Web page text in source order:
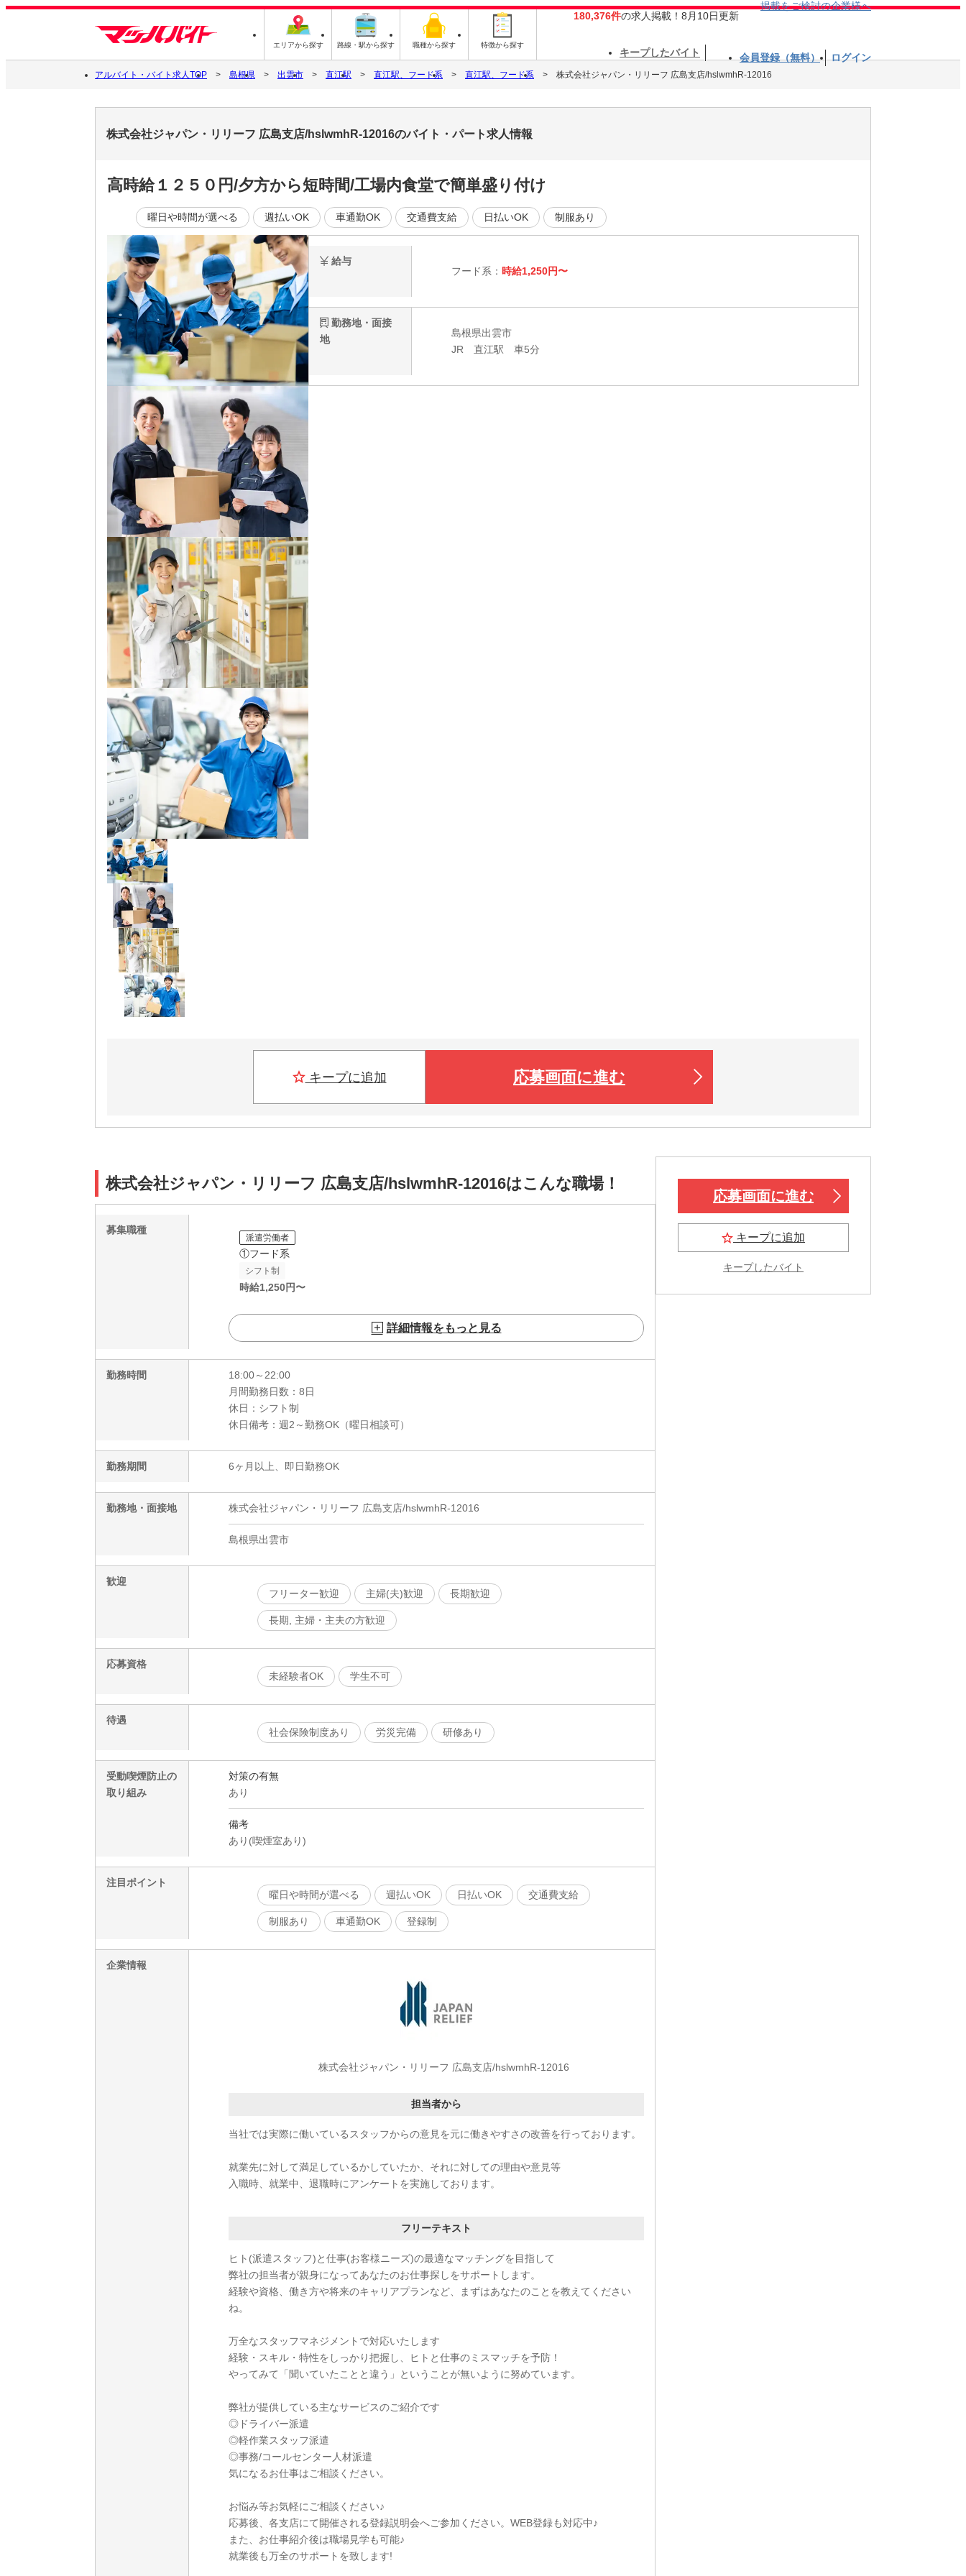
エリアから探す 路線・駅から探す 職種から探す 特徴から探す
180,376件の求人掲載！8月10日更新
掲載をご検討の企業様へ
キープしたバイト 会員登録（無料） ログイン
アルバイト・バイト求人TOP 島根県 出雲市 直江駅 直江駅、フード系 直江駅、フード系 株式会社ジャパン・リリーフ 広島支店/hslwmhR-12016
株式会社ジャパン・リリーフ 広島支店/hslwmhR-12016のバイト・パート求人情報
高時給１２５０円/夕方から短時間/工場内食堂で簡単盛り付け
曜日や時間が選べる 週払いOK 車通勤OK 交通費支給 日払いOK 制服あり
給与
フード系： 時給1,250円〜
勤務地・面接
地
島根県出雲市
JR 直江駅 車5分
キープに追加 応募画面に進む
株式会社ジャパン・リリーフ 広島支店/hslwmhR-12016はこんな職場！
募集職種
派遣労働者
①フード系
シフト制
時給1,250円〜
詳細情報をもっと見る
勤務時間
18:00～22:00
月間勤務日数：8日
休日：シフト制
休日備考：週2～勤務OK（曜日相談可）
勤務期間 6ヶ月以上、即日勤務OK
勤務地・面接地 株式会社ジャパン・リリーフ 広島支店/hslwmhR-12016
島根県出雲市
歓迎
フリーター歓迎
主婦(夫)歓迎 長期歓迎
長期, 主婦・主夫の方歓迎
応募資格
未経験者OK
学生不可
待遇
社会保険制度あり
労災完備 研修あり
受動喫煙防止の
取り組み
対策の有無
あり
備考
あり(喫煙室あり)
注目ポイント
曜日や時間が選べる
週払いOK 日払いOK 交通費支給
制服あり 車通勤OK 登録制
企業情報
株式会社ジャパン・リリーフ 広島支店/hslwmhR-12016
担当者から
当社では実際に働いているスタッフからの意見を元に働きやすさの改善を行っております。
就業先に対して満足しているかしていたか、それに対しての理由や意見等
入職時、就業中、退職時にアンケートを実施しております。
フリーテキスト
ヒト(派遣スタッフ)と仕事(お客様ニーズ)の最適なマッチングを目指して
弊社の担当者が親身になってあなたのお仕事探しをサポートします。
経験や資格、働き方や将来のキャリアプランなど、まずはあなたのことを教えてください
ね。
万全なスタッフマネジメントで対応いたします
経験・スキル・特性をしっかり把握し、ヒトと仕事のミスマッチを予防！
やってみて「聞いていたことと違う」ということが無いように努めています。
弊社が提供している主なサービスのご紹介です
◎ドライバー派遣
◎軽作業スタッフ派遣
◎事務/コールセンター人材派遣
気になるお仕事はご相談ください。
お悩み等お気軽にご相談ください♪
応募後、各支店にて開催される登録説明会へご参加ください。WEB登録も対応中♪
また、お仕事紹介後は職場見学も可能♪
就業後も万全のサポートを致します!
応募画面に進む
キープに追加
キープしたバイト